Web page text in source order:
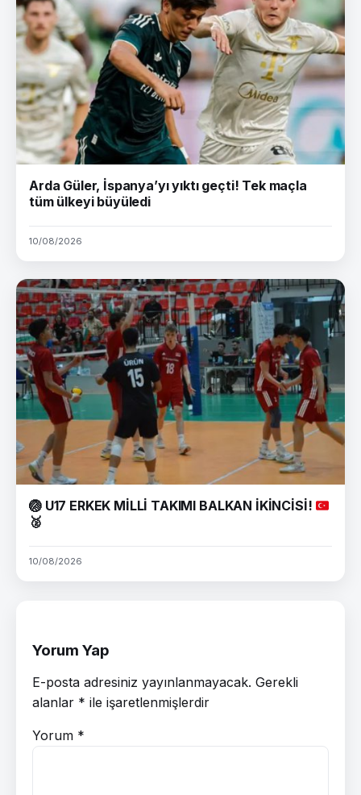
Arda Güler, İspanya’yı yıktı geçti! Tek maçla
tüm ülkeyi büyüledi
10/08/2026
🏐U17 ERKEK MİLLİ TAKIMI BALKAN İKİNCİSİ!
🥈
10/08/2026
Yorum Yap
E-posta adresiniz yayınlanmayacak. Gerekli
alanlar * ile işaretlenmişlerdir
Yorum *